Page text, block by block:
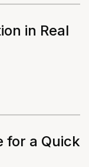
in Real
for a Quick